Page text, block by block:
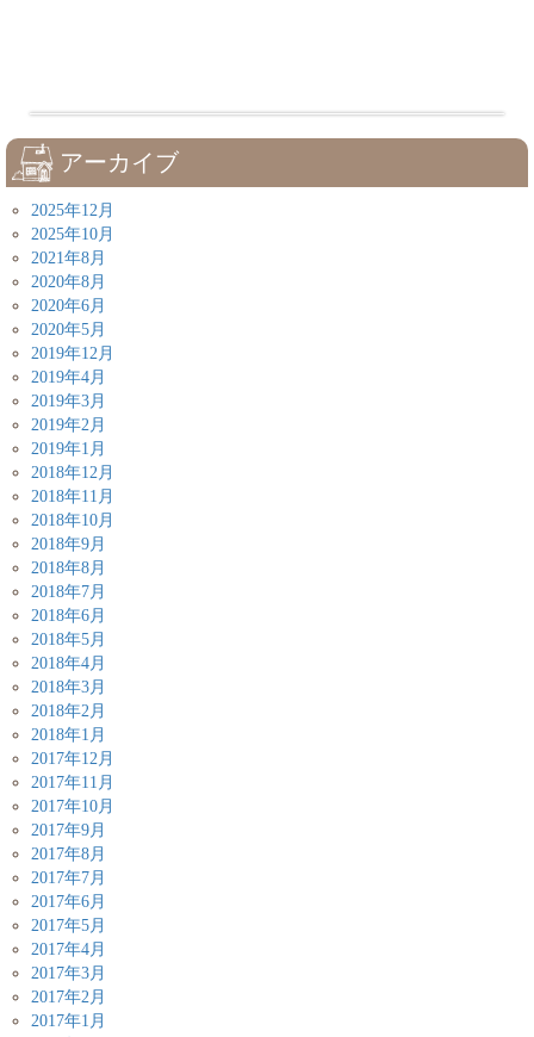
アーカイブ
2025年12月
2025年10月
2021年8月
2020年8月
2020年6月
2020年5月
2019年12月
2019年4月
2019年3月
2019年2月
2019年1月
2018年12月
2018年11月
2018年10月
2018年9月
2018年8月
2018年7月
2018年6月
2018年5月
2018年4月
2018年3月
2018年2月
2018年1月
2017年12月
2017年11月
2017年10月
2017年9月
2017年8月
2017年7月
2017年6月
2017年5月
2017年4月
2017年3月
2017年2月
2017年1月